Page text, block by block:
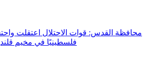
فلسطينيًا في مخيم